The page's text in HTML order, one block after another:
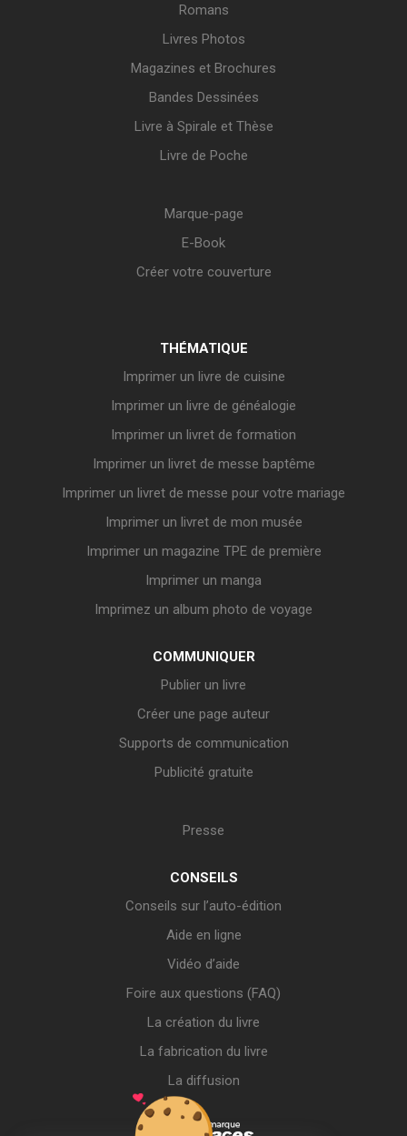
Romans
Livres Photos
Magazines et Brochures
Bandes Dessinées
Livre à Spirale et Thèse
Livre de Poche
Marque-page
E-Book
Créer votre couverture
THÉMATIQUE
Imprimer un livre de cuisine
Imprimer un livre de généalogie
Imprimer un livret de formation
Imprimer un livret de messe baptême
Imprimer un livret de messe pour votre mariage
Imprimer un livret de mon musée
Imprimer un magazine TPE de première
Imprimer un manga
Imprimez un album photo de voyage
COMMUNIQUER
Publier un livre
Créer une page auteur
Supports de communication
Publicité gratuite
Presse
CONSEILS
Conseils sur l’auto-édition
Aide en ligne
Vidéo d’aide
Foire aux questions (FAQ)
La création du livre
La fabrication du livre
La diffusion